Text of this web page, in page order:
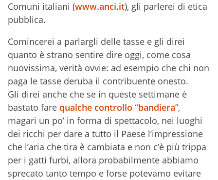
Comuni italiani (www.anci.it), gli parlerei di etica
pubblica.
Comincerei a parlargli delle tasse e gli direi
quanto è strano sentire dire oggi, come cosa
nuovissima, verità ovvie: ad esempio che chi non
paga le tasse deruba il contribuente onesto.
Gli direi anche che se in queste settimane è
bastato fare qualche controllo “bandiera”,
magari un po’ in forma di spettacolo, nei luoghi
dei ricchi per dare a tutto il Paese l’impressione
che l’aria che tira è cambiata e non c’è più trippa
per i gatti furbi, allora probabilmente abbiamo
sprecato tanto tempo e forse potevamo evitare